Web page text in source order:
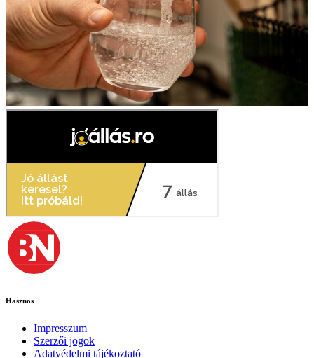
Hasznos
Impresszum
Szerzői jogok
Adatvédelmi tájékoztató